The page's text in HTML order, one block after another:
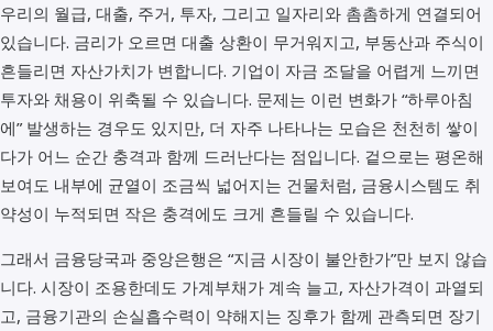
우리의 월급, 대출, 주거, 투자, 그리고 일자리와 촘촘하게 연결되어
있습니다. 금리가 오르면 대출 상환이 무거워지고, 부동산과 주식이
흔들리면 자산가치가 변합니다. 기업이 자금 조달을 어렵게 느끼면
투자와 채용이 위축될 수 있습니다. 문제는 이런 변화가 “하루아침
에” 발생하는 경우도 있지만, 더 자주 나타나는 모습은 천천히 쌓이
다가 어느 순간 충격과 함께 드러난다는 점입니다. 겉으로는 평온해
보여도 내부에 균열이 조금씩 넓어지는 건물처럼, 금융시스템도 취
약성이 누적되면 작은 충격에도 크게 흔들릴 수 있습니다.
그래서 금융당국과 중앙은행은 “지금 시장이 불안한가”만 보지 않습
니다. 시장이 조용한데도 가계부채가 계속 늘고, 자산가격이 과열되
고, 금융기관의 손실흡수력이 약해지는 징후가 함께 관측되면 장기